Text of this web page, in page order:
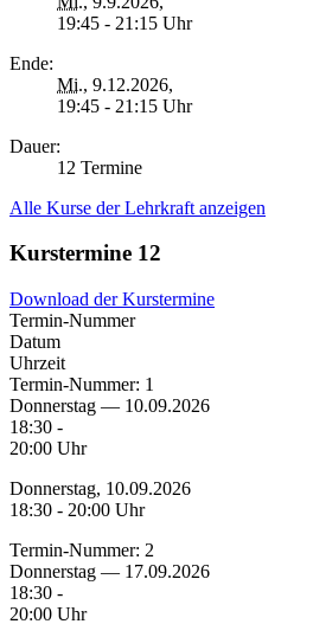
19:45 - 21:15 Uhr
Ende:
Mi., 9.12.2026,
19:45 - 21:15 Uhr
Dauer:
12 Termine
Alle Kurse der Lehrkraft anzeigen
Kurstermine 12
Download der Kurstermine
Termin-Nummer
Datum
Uhrzeit
Termin-Nummer: 1
Donnerstag — 10.09.2026
18:30 -
20:00 Uhr
Donnerstag, 10.09.2026
18:30 - 20:00 Uhr
Termin-Nummer: 2
Donnerstag — 17.09.2026
18:30 -
20:00 Uhr